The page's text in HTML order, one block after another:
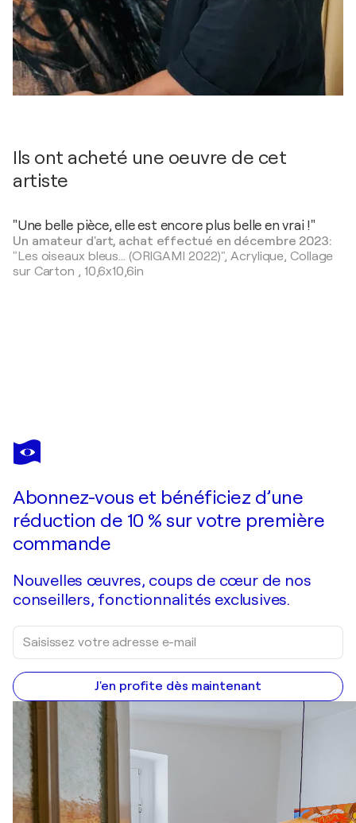
Ils ont acheté une oeuvre de cet
artiste
"Une belle pièce, elle est encore plus belle en vrai !"
Un amateur d'art, achat effectué en décembre 2023:
"Les oiseaux bleus... (ORIGAMI 2022)",Acrylique, Collage
sur Carton , 10,6x10,6in
OLIVIER MESSAS
À l'aube des beaux jours... (ESPRIT VOILE 2025)
Abonnez-vous et bénéficiez d’une
réduction de 10 % sur votre première
commande
Nouvelles œuvres, coups de cœur de nos
conseillers, fonctionnalités exclusives.
J'en profite dès maintenant